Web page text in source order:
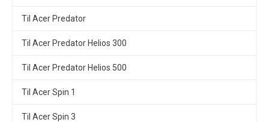
Til Acer Predator
Til Acer Predator Helios 300
Til Acer Predator Helios 500
Til Acer Spin 1
Til Acer Spin 3